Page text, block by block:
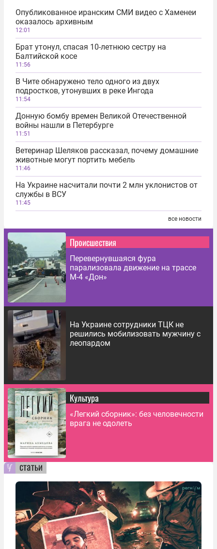
Опубликованное иранским СМИ видео с Хаменеи
оказалось архивным
12:01
Брат утонул, спасая 10-летнюю сестру на
Балтийской косе
11:56
В Чите обнаружено тело одного из двух
подростков, утонувших в реке Ингода
11:54
Донную бомбу времен Великой Отечественной
войны нашли в Петербурге
11:51
Ветеринар Шеляков рассказал, почему домашние
животные могут портить мебель
11:46
На Украине насчитали почти 2 млн уклонистов от
службы в ВСУ
11:45
все новости
Происшествия
Перевернувшаяся фура
парализовала движение на трассе
М-4 «Дон»
На Украине сотрудники ТЦК не
решились мобилизовать мужчину с
леопардом
Культура
«Легкий сборник»: без человечности
врага не одолеть
статьи